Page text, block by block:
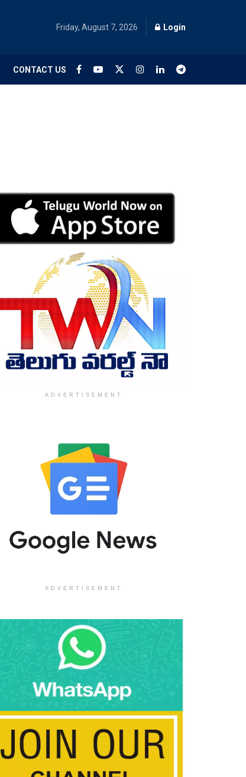
Friday, August 7, 2026 Login
CONTACT US
ADVERTISEMENT
ADVERTISEMENT